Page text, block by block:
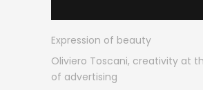
Expression of beauty
Oliviero Toscani, creativity at
of advertising